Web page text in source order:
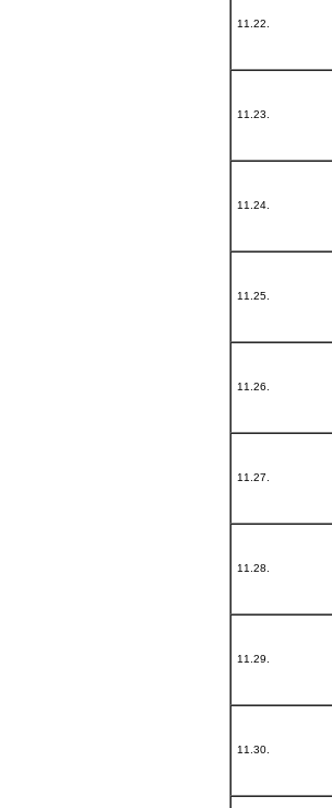
11.22.
11.23.
11.24.
11.25.
11.26.
11.27.
11.28.
11.29.
11.30.